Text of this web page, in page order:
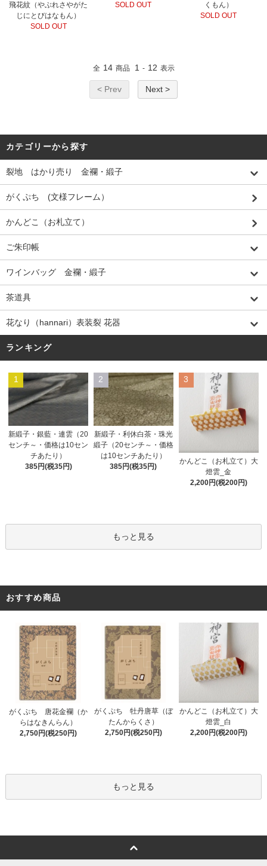
飛花紋（やぶれさやがた
じにとびはなもん）
SOLD OUT
SOLD OUT
くもん）
SOLD OUT
全 14 商品 1 - 12 表示
< Prev Next >
カテゴリーから探す
裂地 はかり売り 金襴・緞子
がくぷち (文様フレーム）
かんどこ（お札立て）
ご朱印帳
ワインバッグ 金襴・緞子
茶道具
花なり（hannari）表装裂 花器
ランキング
1
新緞子・銀藍・連雲（20
センチ～・価格は10セン
チあたり）
385円(税35円)
2
新緞子・利休白茶・珠光
緞子（20センチ～・価格
は10センチあたり）
385円(税35円)
3
かんどこ（お札立て）大
燈雲_金
2,200円(税200円)
もっと見る
おすすめ商品
がくぷち 唐花金襴（か
らはなきんらん）
2,750円(税250円)
がくぷち 牡丹唐草（ぼ
たんからくさ）
2,750円(税250円)
かんどこ（お札立て）大
燈雲_白
2,200円(税200円)
もっと見る